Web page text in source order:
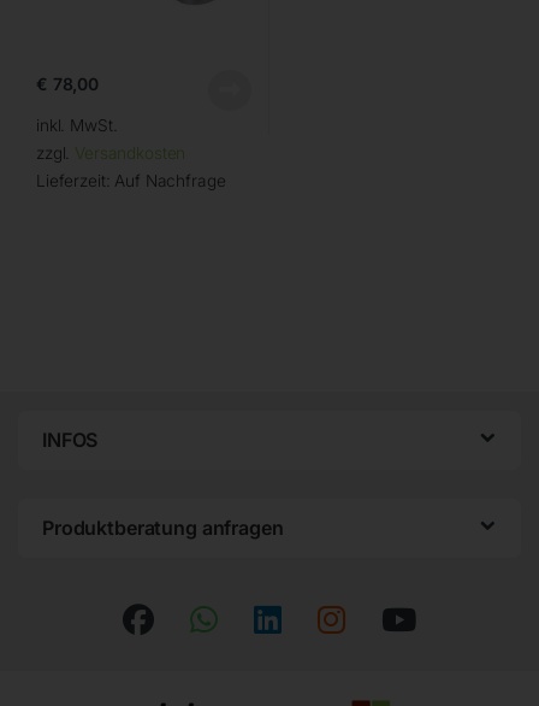
€ 78,00
inkl. MwSt.
zzgl. Versandkosten
Lieferzeit: Auf Nachfrage
INFOS
Produktberatung anfragen